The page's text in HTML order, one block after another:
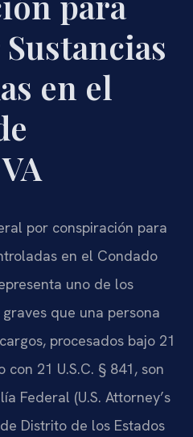
en el
por conspiración para
en el Condado
uno de los
que una persona
procesados bajo 21
con 21 U.S.C. § 841, son
Federal (U.S. Attorney’s
Distrito de los Estados